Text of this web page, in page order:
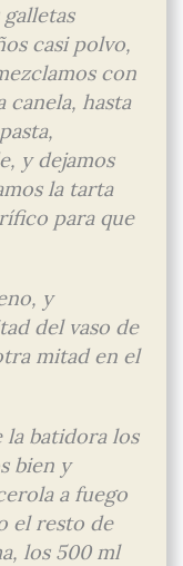
casi polvo,
con
canela, hasta
y dejamos
la tarta
para que
y
del vaso de
mitad en el
la batidora los
bien y
a fuego
el resto de
los 500 ml